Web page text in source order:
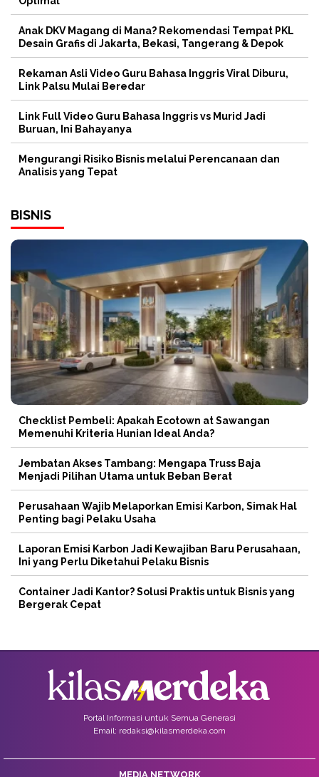
Anak DKV Magang di Mana? Rekomendasi Tempat PKL
Desain Grafis di Jakarta, Bekasi, Tangerang & Depok
Rekaman Asli Video Guru Bahasa Inggris Viral Diburu,
Link Palsu Mulai Beredar
Link Full Video Guru Bahasa Inggris vs Murid Jadi
Buruan, Ini Bahayanya
Mengurangi Risiko Bisnis melalui Perencanaan dan
Analisis yang Tepat
BISNIS
Checklist Pembeli: Apakah Ecotown at Sawangan
Memenuhi Kriteria Hunian Ideal Anda?
Jembatan Akses Tambang: Mengapa Truss Baja
Menjadi Pilihan Utama untuk Beban Berat
Perusahaan Wajib Melaporkan Emisi Karbon, Simak Hal
Penting bagi Pelaku Usaha
Laporan Emisi Karbon Jadi Kewajiban Baru Perusahaan,
Ini yang Perlu Diketahui Pelaku Bisnis
Container Jadi Kantor? Solusi Praktis untuk Bisnis yang
Bergerak Cepat
Portal Informasi untuk Semua Generasi
Email: redaksi@kilasmerdeka.com
MEDIA NETWORK